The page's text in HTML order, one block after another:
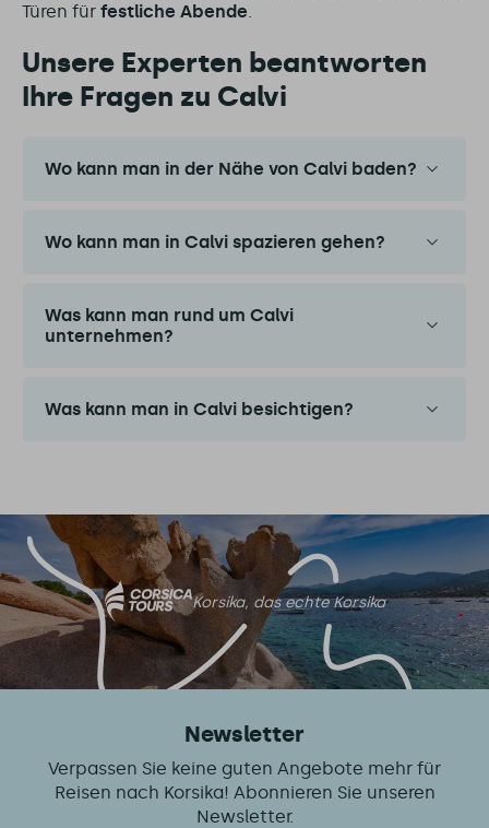
Türen für festliche Abende.
Unsere Experten beantworten
Ihre Fragen zu Calvi
Wo kann man in der Nähe von Calvi baden?
Wo kann man in Calvi spazieren gehen?
Was kann man rund um Calvi
unternehmen?
Was kann man in Calvi besichtigen?
Korsika, das echte Korsika
Newsletter
Verpassen Sie keine guten Angebote mehr für
Reisen nach Korsika! Abonnieren Sie unseren
Newsletter.